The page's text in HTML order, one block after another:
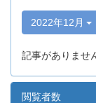
2022年12月
記事がありませ
閲覧者数